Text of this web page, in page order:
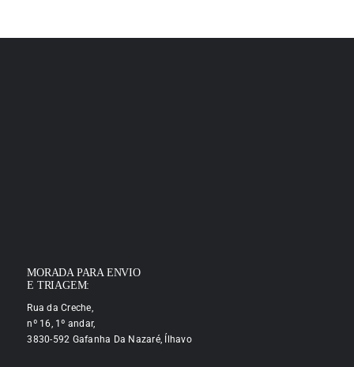
MORADA PARA ENVIO
E TRIAGEM:
Rua da Creche,
nº 16, 1º andar,
3830-592 Gafanha Da Nazaré, Ílhavo